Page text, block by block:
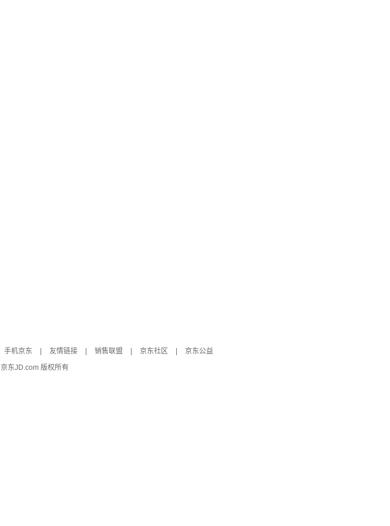
手机京东 友情链接 销售联盟 京东社区
京东公益
京东JD.com 版权所有